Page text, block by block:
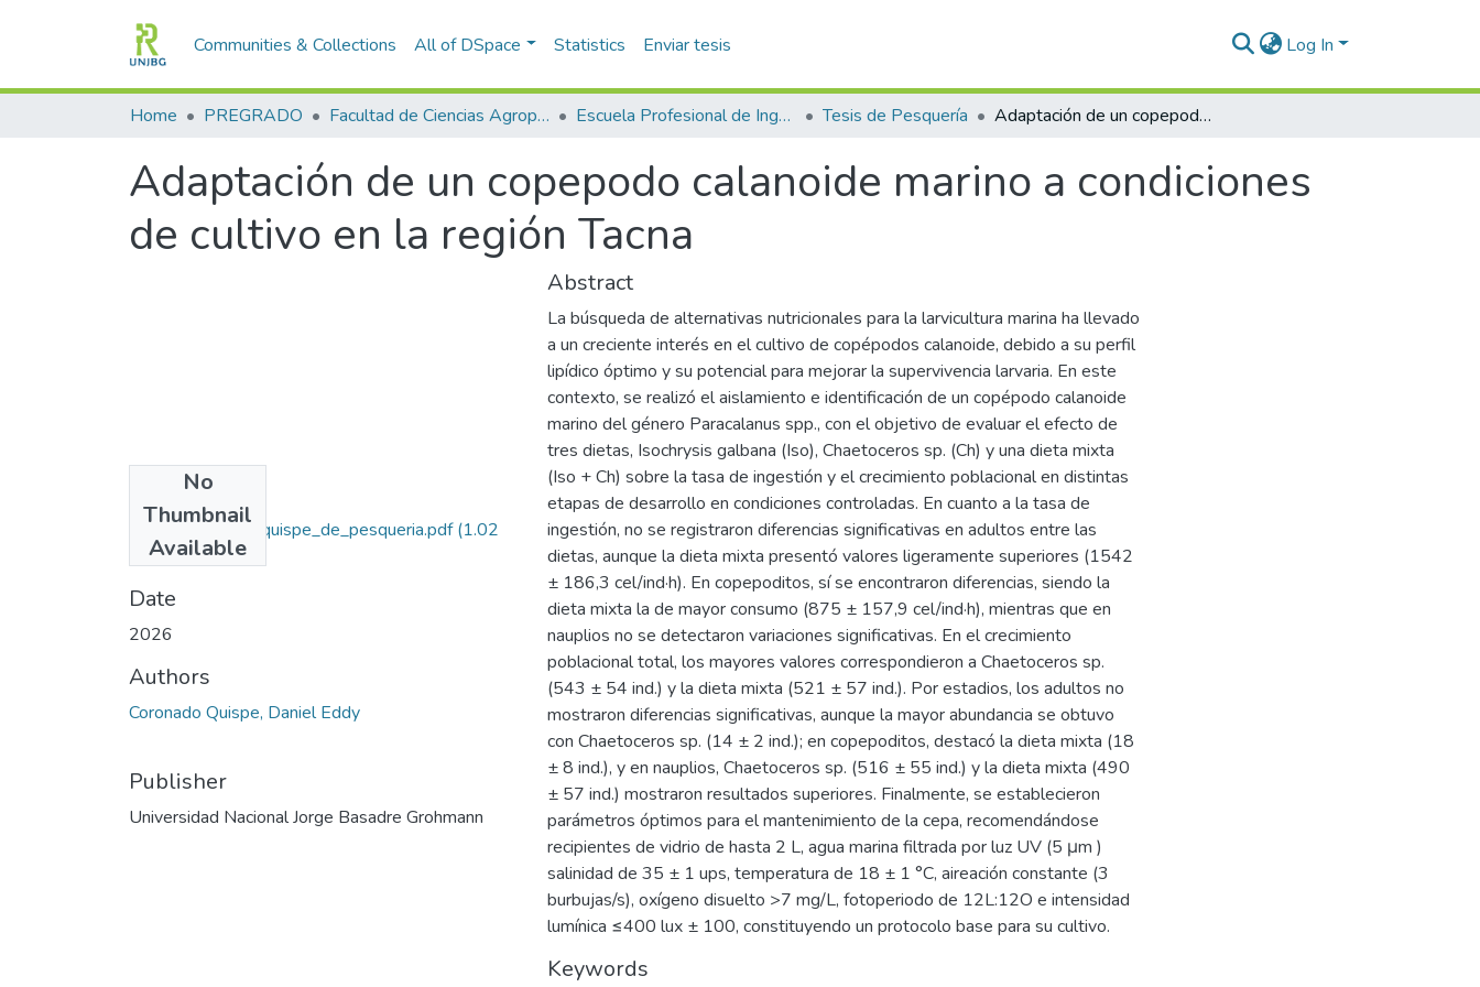
Communities & Collections All of DSpace Statistics Enviar tesis Log In
Home PREGRADO Facultad de Ciencias Agropecuarias Escuela Profesional de Ingeniería Pesquera Tesis de Pesquería Adaptación de un copepodo calanoide marino a condiciones de cultivo en la región Tacna
Adaptación de un copepodo calanoide marino a condiciones
de cultivo en la región Tacna
No
Thumbnail
Available
2026_coronado_quispe_de_pesqueria.pdf(1.02
MB)
Date
2026
Authors
Coronado Quispe, Daniel Eddy
Publisher
Universidad Nacional Jorge Basadre Grohmann
Abstract
La búsqueda de alternativas nutricionales para la larvicultura marina ha llevado
a un creciente interés en el cultivo de copépodos calanoide, debido a su perfil
lipídico óptimo y su potencial para mejorar la supervivencia larvaria. En este
contexto, se realizó el aislamiento e identificación de un copépodo calanoide
marino del género Paracalanus spp., con el objetivo de evaluar el efecto de
tres dietas, Isochrysis galbana (Iso), Chaetoceros sp. (Ch) y una dieta mixta
(Iso + Ch) sobre la tasa de ingestión y el crecimiento poblacional en distintas
etapas de desarrollo en condiciones controladas. En cuanto a la tasa de
ingestión, no se registraron diferencias significativas en adultos entre las
dietas, aunque la dieta mixta presentó valores ligeramente superiores (1542
± 186,3 cel/ind·h). En copepoditos, sí se encontraron diferencias, siendo la
dieta mixta la de mayor consumo (875 ± 157,9 cel/ind·h), mientras que en
nauplios no se detectaron variaciones significativas. En el crecimiento
poblacional total, los mayores valores correspondieron a Chaetoceros sp.
(543 ± 54 ind.) y la dieta mixta (521 ± 57 ind.). Por estadios, los adultos no
mostraron diferencias significativas, aunque la mayor abundancia se obtuvo
con Chaetoceros sp. (14 ± 2 ind.); en copepoditos, destacó la dieta mixta (18
± 8 ind.), y en nauplios, Chaetoceros sp. (516 ± 55 ind.) y la dieta mixta (490
± 57 ind.) mostraron resultados superiores. Finalmente, se establecieron
parámetros óptimos para el mantenimiento de la cepa, recomendándose
recipientes de vidrio de hasta 2 L, agua marina filtrada por luz UV (5 μm )
salinidad de 35 ± 1 ups, temperatura de 18 ± 1 °C, aireación constante (3
burbujas/s), oxígeno disuelto >7 mg/L, fotoperiodo de 12L:12O e intensidad
lumínica ≤400 lux ± 100, constituyendo un protocolo base para su cultivo.
Keywords